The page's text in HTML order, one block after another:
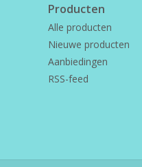
Producten
Alle producten
Nieuwe producten
Aanbiedingen
RSS-feed